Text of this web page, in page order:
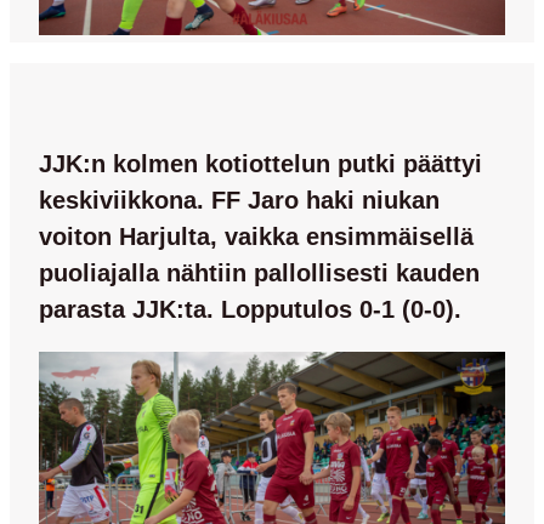
JJK:n kolmen kotiottelun putki päättyi
keskiviikkona. FF Jaro haki niukan
voiton Harjulta, vaikka ensimmäisellä
puoliajalla nähtiin pallollisesti kauden
parasta JJK:ta. Lopputulos 0-1 (0-0).